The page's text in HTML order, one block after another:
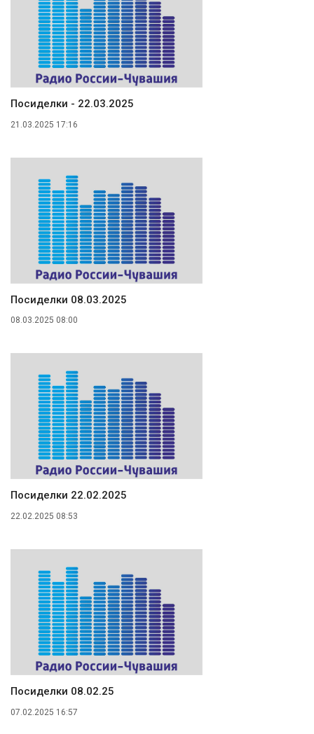
Посиделки - 22.03.2025
21.03.2025 17:16
Посиделки 08.03.2025
08.03.2025 08:00
Посиделки 22.02.2025
22.02.2025 08:53
Посиделки 08.02.25
07.02.2025 16:57